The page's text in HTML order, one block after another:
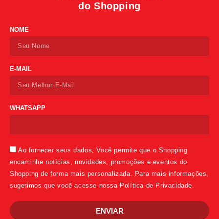
do Shopping
NOME
E-MAIL
WHATSAPP
Ao fornecer seus dados, Você permite que o Shopping
encaminhe notícias, novidades, promoções e eventos do
Shopping de forma mais personalizada. Para mais informações,
sugerimos que você acesse nossa Política de Privacidade.
ENVIAR